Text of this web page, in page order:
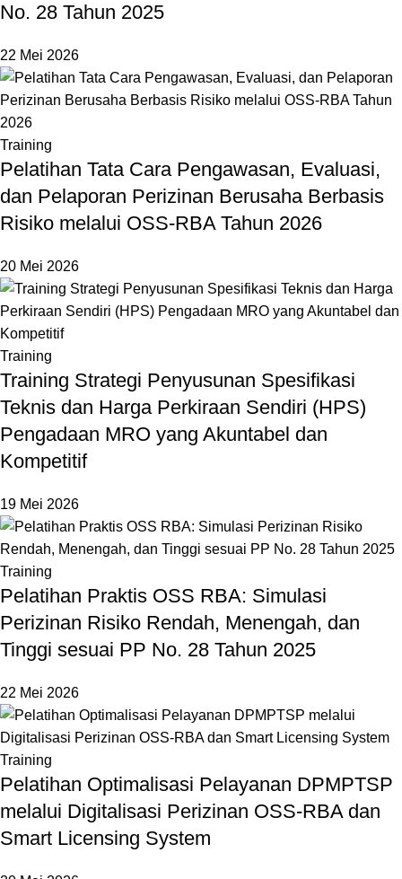
No. 28 Tahun 2025
22 Mei 2026
Training
Pelatihan Tata Cara Pengawasan, Evaluasi,
dan Pelaporan Perizinan Berusaha Berbasis
Risiko melalui OSS-RBA Tahun 2026
20 Mei 2026
Training
Training Strategi Penyusunan Spesifikasi
Teknis dan Harga Perkiraan Sendiri (HPS)
Pengadaan MRO yang Akuntabel dan
Kompetitif
19 Mei 2026
Training
Pelatihan Praktis OSS RBA: Simulasi
Perizinan Risiko Rendah, Menengah, dan
Tinggi sesuai PP No. 28 Tahun 2025
22 Mei 2026
Training
Pelatihan Optimalisasi Pelayanan DPMPTSP
melalui Digitalisasi Perizinan OSS-RBA dan
Smart Licensing System